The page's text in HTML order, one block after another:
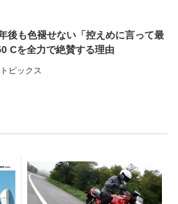
後も色褪せない「控えめに言って最
Cを全力で絶賛する理由
トピックス